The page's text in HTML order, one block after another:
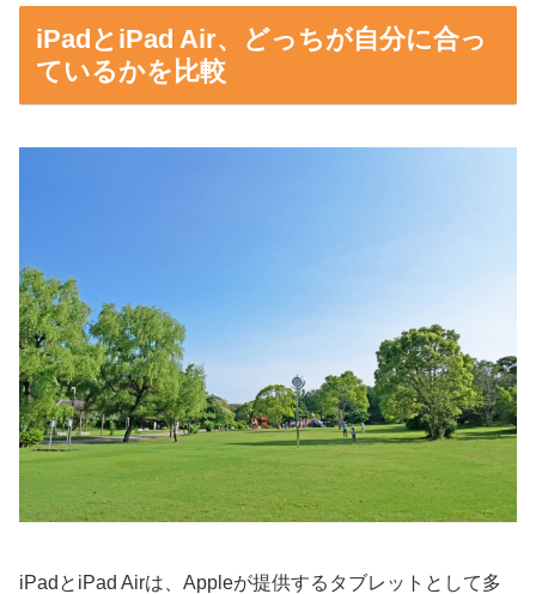
iPadとiPad Air、どっちが自分に合っ
ているかを比較
iPadとiPad Airは、Appleが提供するタブレットとして多